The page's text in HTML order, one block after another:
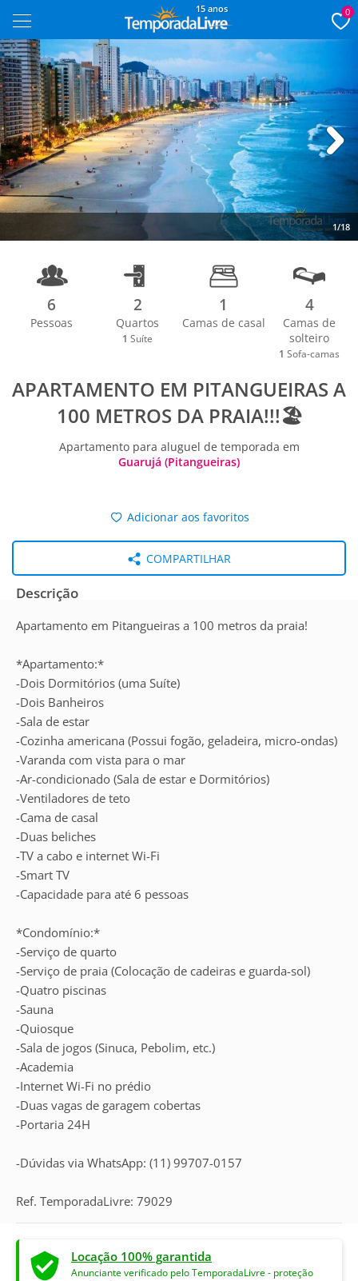
15 anos 0
1/18
6
Pessoas
2
Quartos
1 Suíte
1
Camas de casal
4
Camas de
solteiro
1 Sofa-camas
APARTAMENTO EM PITANGUEIRAS A
100 METROS DA PRAIA!!!🏖
Apartamento para aluguel de temporada em
Guarujá (Pitangueiras)
Adicionar aos favoritos
COMPARTILHAR
Descrição
Apartamento em Pitangueiras a 100 metros da praia!
*Apartamento:*
-Dois Dormitórios (uma Suíte)
-Dois Banheiros
-Sala de estar
-Cozinha americana (Possui fogão, geladeira, micro-ondas)
-Varanda com vista para o mar
-Ar-condicionado (Sala de estar e Dormitórios)
-Ventiladores de teto
-Cama de casal
-Duas beliches
-TV a cabo e internet Wi-Fi
-Smart TV
-Capacidade para até 6 pessoas
*Condomínio:*
-Serviço de quarto
-Serviço de praia (Colocação de cadeiras e guarda-sol)
-Quatro piscinas
-Sauna
-Quiosque
-Sala de jogos (Sinuca, Pebolim, etc.)
-Academia
-Internet Wi-Fi no prédio
-Duas vagas de garagem cobertas
-Portaria 24H
-Dúvidas via WhatsApp: (11) 99707-0157
Ref. TemporadaLivre: 79029
Locação 100% garantida
Anunciante verificado pelo TemporadaLivre - proteção